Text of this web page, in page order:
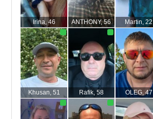
Irina, 46 ANTHONY, 56 Martin, 22
Khusan, 51 Rafik, 58 OLEG, 47